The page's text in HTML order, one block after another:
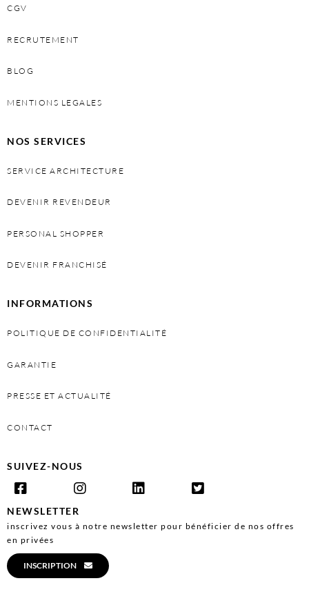
CGV
RECRUTEMENT
BLOG
MENTIONS LEGALES
NOS SERVICES
SERVICE ARCHITECTURE
DEVENIR REVENDEUR
PERSONAL SHOPPER
DEVENIR FRANCHISÉ
INFORMATIONS
POLITIQUE DE CONFIDENTIALITÉ
GARANTIE
PRESSE ET ACTUALITÉ
CONTACT
SUIVEZ-NOUS
NEWSLETTER
inscrivez vous à notre newsletter pour bénéficier de nos offres
en privées
INSCRIPTION